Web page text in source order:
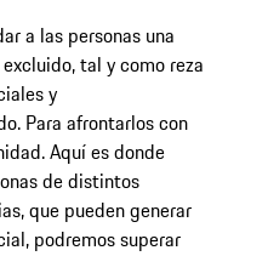
a las personas una
tal y como reza
y
Para afrontarlos con
Aquí es donde
de distintos
que pueden generar
podremos superar